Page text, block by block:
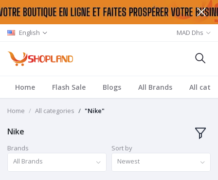
English MAD Dhs
Home Flash Sale Blogs All Brands All
Home All categories "Nike"
Nike
Brands
All Brands
Sort by
Newest